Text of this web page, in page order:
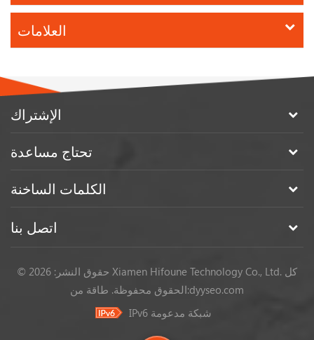
العلامات
الإشتراك
تحتاج مساعدة
الكلمات الساخنة
اتصل بنا
© حقوق النشر: 2026 Xiamen Hifoune Technology Co., Ltd. كل
الحقوق محفوظة.طاقة من:dyyseo.com
IPv6 شبكة مدعومة